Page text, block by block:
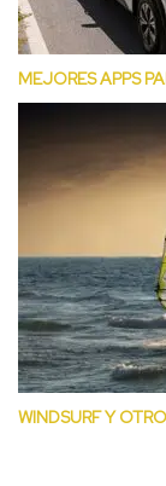
MEJORES APPS
WINDSURF Y